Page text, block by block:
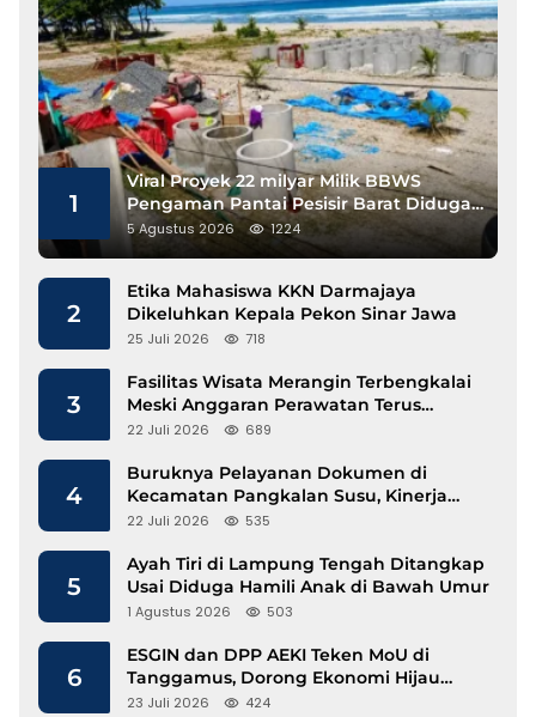
1
Viral Proyek 22 milyar Milik BBWS
Pengaman Pantai Pesisir Barat Diduga
Gunakan Besi Banci
5 Agustus 2026 1224
2
Etika Mahasiswa KKN Darmajaya
Dikeluhkan Kepala Pekon Sinar Jawa
25 Juli 2026 718
3
Fasilitas Wisata Merangin Terbengkalai
Meski Anggaran Perawatan Terus
Mengalir
22 Juli 2026 689
4
Buruknya Pelayanan Dokumen di
Kecamatan Pangkalan Susu, Kinerja
Disdukcapil Langkat Disorot
22 Juli 2026 535
5
Ayah Tiri di Lampung Tengah Ditangkap
Usai Diduga Hamili Anak di Bawah Umur
1 Agustus 2026 503
6
ESGIN dan DPP AEKI Teken MoU di
Tanggamus, Dorong Ekonomi Hijau
Berbasis Kopi dan Perdagangan Karbon
23 Juli 2026 424